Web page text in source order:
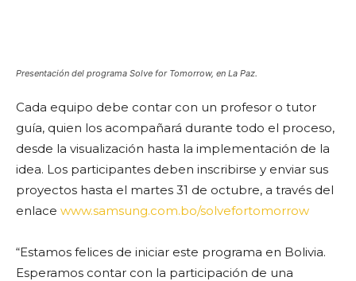
Presentación del programa Solve for Tomorrow, en La Paz.
Cada equipo debe contar con un profesor o tutor
guía, quien los acompañará durante todo el proceso,
desde la visualización hasta la implementación de la
idea. Los participantes deben inscribirse y enviar sus
proyectos hasta el martes 31 de octubre, a través del
enlace www.samsung.com.bo/solvefortomorrow
“Estamos felices de iniciar este programa en Bolivia.
Esperamos contar con la participación de una